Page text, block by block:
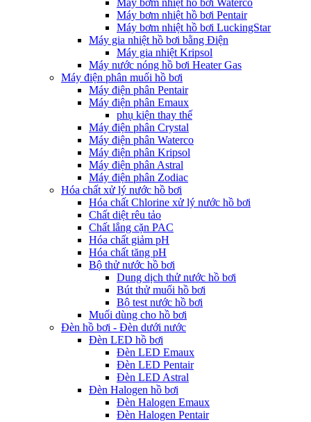
Máy bơm nhiệt hồ bơi Waterco
Máy bơm nhiệt hồ bơi Pentair
Máy bơm nhiệt hồ bơi LuckingStar
Máy gia nhiệt hồ bơi bằng Điện
Máy gia nhiệt Kripsol
Máy nước nóng hồ bơi Heater Gas
Máy điện phân muối hồ bơi
Máy điện phân Pentair
Máy điện phân Emaux
phụ kiện thay thế
Máy điện phân Crystal
Máy điện phân Waterco
Máy điện phân Kripsol
Máy điện phân Astral
Máy điện phân Zodiac
Hóa chất xử lý nước hồ bơi
Hóa chất Chlorine xử lý nước hồ bơi
Chất diệt rêu tảo
Chất lắng cặn PAC
Hóa chất giảm pH
Hóa chất tăng pH
Bộ thử nước hồ bơi
Dung dịch thử nước hồ bơi
Bút thử muối hồ bơi
Bộ test nước hồ bơi
Muối dùng cho hồ bơi
Đèn hồ bơi - Đèn dưới nước
Đèn LED hồ bơi
Đèn LED Emaux
Đèn LED Pentair
Đèn LED Astral
Đèn Halogen hồ bơi
Đèn Halogen Emaux
Đèn Halogen Pentair